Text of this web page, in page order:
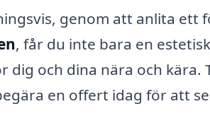
genom att anlita ett
, får du inte bara en
dig och dina nära och
en offert idag för att